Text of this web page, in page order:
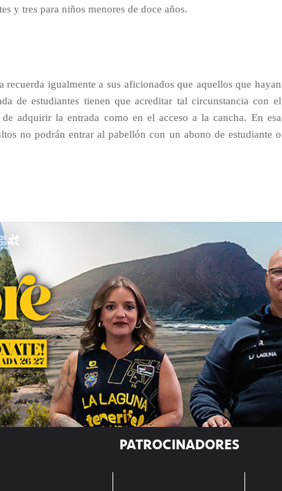
y tres para niños menores de doce años.
recuerda igualmente a sus aficionados que aquellos que hayan
de estudiantes tienen que acreditar tal circunstancia con el
adquirir la entrada como en el acceso a la cancha. En esa
no podrán entrar al pabellón con un abono de estudiante o
PATROCINADORES